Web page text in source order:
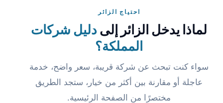
احتياج الزائر
لماذا يدخل الزائر إلىدليل شركات
المملكة؟
سواء كنت تبحث عن شركة قريبة، سعر واضح، خدمة
عاجلة أو مقارنة بين أكثر من خيار، ستجد الطريق
مختصرًا من الصفحة الرئيسية.